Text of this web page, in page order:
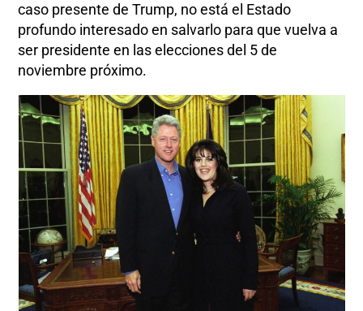
caso presente de Trump, no está el Estado
profundo interesado en salvarlo para que vuelva a
ser presidente en las elecciones del 5 de
noviembre próximo.